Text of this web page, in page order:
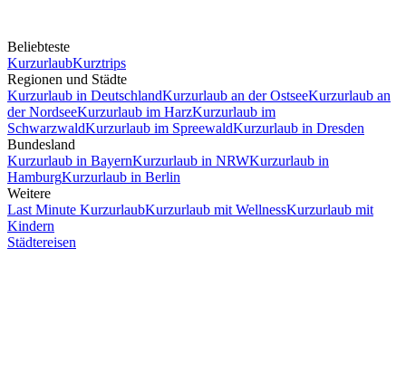
Beliebteste
KurzurlaubKurztrips
Regionen und Städte
Kurzurlaub in DeutschlandKurzurlaub an der OstseeKurzurlaub an
der NordseeKurzurlaub im HarzKurzurlaub im
SchwarzwaldKurzurlaub im SpreewaldKurzurlaub in Dresden
Bundesland
Kurzurlaub in BayernKurzurlaub in NRWKurzurlaub in
HamburgKurzurlaub in Berlin
Weitere
Last Minute KurzurlaubKurzurlaub mit WellnessKurzurlaub mit
Kindern
Städtereisen